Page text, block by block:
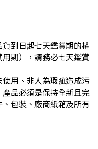
到日起七天鑑賞期的權
期）， 請務必七天鑑賞
用、非人為瑕疵造成污
品必須是保持全新且完
包裝、廠商紙箱及所有